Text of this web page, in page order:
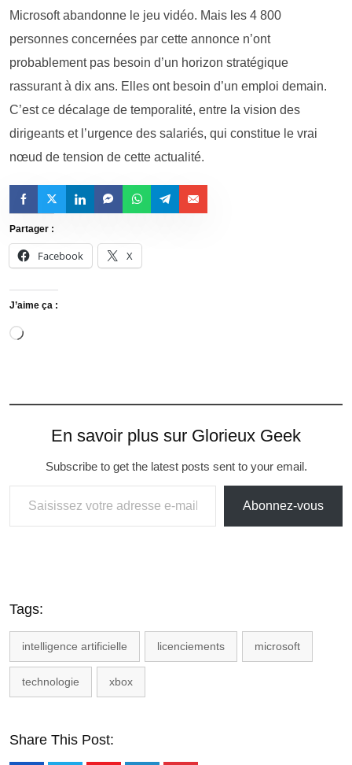
Microsoft abandonne le jeu vidéo. Mais les 4 800
personnes concernées par cette annonce n’ont
probablement pas besoin d’un horizon stratégique
rassurant à dix ans. Elles ont besoin d’un emploi demain.
C’est ce décalage de temporalité, entre la vision des
dirigeants et l’urgence des salariés, qui constitue le vrai
nœud de tension de cette actualité.
Partager :
Facebook X
J’aime ça :
En savoir plus sur Glorieux Geek
Subscribe to get the latest posts sent to your email.
Abonnez-vous
Tags:
intelligence artificielle licenciements microsoft
technologie xbox
Share This Post: